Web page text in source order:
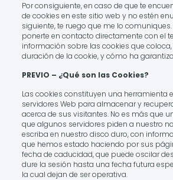
Por consiguiente, en caso de que te
de cookies en este sitio web y no estén
siguiente, te ruego que me lo
ponerte en contacto directamente con el
información sobre las cookies que
duración de la cookie, y cómo ha
PREVIO – ¿Qué son las Cookies?
Las cookies constituyen una herramienta
servidores Web para almacenar y
acerca de sus visitantes. No es más que
que algunos servidores piden a nuestro
escriba en nuestro disco duro, con
que hemos estado haciendo por sus
fecha de caducidad, que puede oscilar
dure la sesión hasta una fecha futura
la cual dejan de ser operativa.